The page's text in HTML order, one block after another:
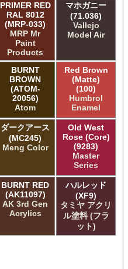
PRIMER RED
RAL 8012
(MRP-033)
MRP Mr
Paint
Products
マホガニー
(71.036)
Vallejo
Model Air
BURNT
BROWN
(ATOM-
20056)
Atom
Red Brown
(Matte)
(100)
Humbrol
Enamel
ダークアース
(MC245)
Meng Color
Old West
Rose (Core)
(9283)
Master
Series
BURNT RED
(AK11097)
AK 3rd Gen
Acrylics
ハルレッド
(XF9)
タミヤ アクリ
ル塗料 (フラ
ット)